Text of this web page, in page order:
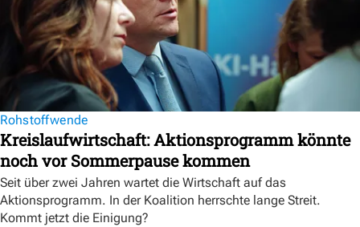
Rohstoffwende
Kreislaufwirtschaft: Aktionsprogramm könnte
noch vor Sommerpause kommen
Seit über zwei Jahren wartet die Wirtschaft auf das
Aktionsprogramm. In der Koalition herrschte lange Streit.
Kommt jetzt die Einigung?